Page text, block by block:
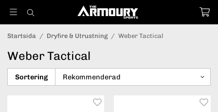
Startsida / Dryfire & Utrustning / Weber Tactical
Weber Tactical
Sortering